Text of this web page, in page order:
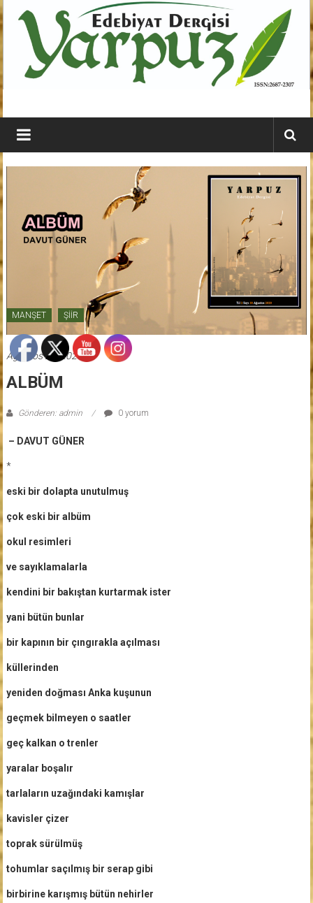
geç
YARPUZ
Edebiyat
Dergisi
Etkili
Edebiyat
MANŞET ŞİİR
Ağustos 26, 2020
ALBÜM
Gönderen: admin 0 yorum
– DAVUT GÜNER
*
eski bir dolapta unutulmuş
çok eski bir albüm
okul resimleri
ve sayıklamalarla
kendini bir bakıştan kurtarmak ister
yani bütün bunlar
bir kapının bir çıngırakla açılması
küllerinden
yeniden doğması Anka kuşunun
geçmek bilmeyen o saatler
geç kalkan o trenler
yaralar boşalır
tarlaların uzağındaki kamışlar
kavisler çizer
toprak sürülmüş
tohumlar saçılmış bir serap gibi
birbirine karışmış bütün nehirler